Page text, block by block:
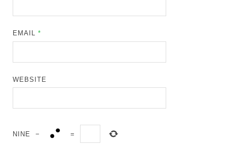
EMAIL*
WEBSITE
NINE − =